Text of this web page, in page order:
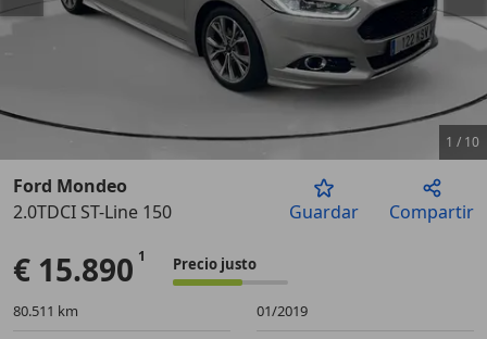
Anterior
1 / 10
Ford Mondeo
2.0TDCI ST-Line 150
Guardar Compartir
€ 15.890 Precio justo
80.511 km
01/2019